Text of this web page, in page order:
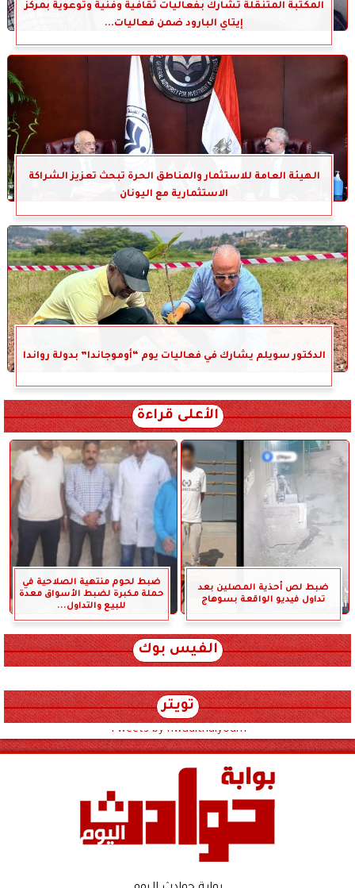
المكتبة المتنقلة تشارك بفعاليات ثقافية وفنية وتوعوية بمركز
إيتاي البارود ضمن فعاليات...
الهيئة العامة للاستثمار والمناطق الحرة تبحث تعزيز الشراكة
الاستثمارية مع اليونان
الدكتور سويلم يشارك في فعاليات يوم “أوموجاندا” بدولة رواندا
الأعلى قراءة
ضبط لص أحذية المصلين بعد
تداول فيديو الواقعة بسوهاج
ضبط لحوم منتهية الصلاحية في
حملة مكبرة لضبط الأسواق معدة
للبيع والتداول...
الفيس بوك
تويتر
Tweets by hwadithalyoum